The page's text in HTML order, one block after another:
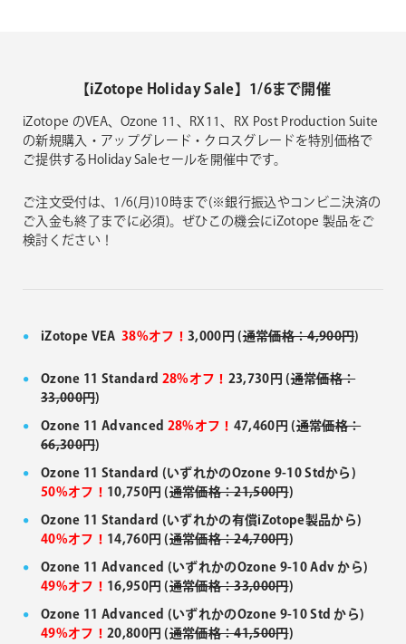
【iZotope Holiday Sale】1/6まで開催
iZotope のVEA、Ozone 11、RX11、RX Post Production Suite
の新規購入・アップグレード・クロスグレードを特別価格で
ご提供するHoliday Saleセールを開催中です。
ご注文受付は、1/6(月)10時まで(※銀行振込やコンビニ決済の
ご入金も終了までに必須)。ぜひこの機会にiZotope 製品をご
検討ください！
iZotope VEA38%オフ！3,000円 (通常価格：4,900円)
Ozone 11 Standard 28%オフ！ 23,730円 (通常価格：
33,000円)
Ozone 11 Advanced 28%オフ！ 47,460円 (通常価格：
66,300円)
Ozone 11 Standard (いずれかのOzone 9-10 Stdから)
50%オフ！ 10,750円 (通常価格：21,500円)
Ozone 11 Standard (いずれかの有償iZotope製品から)
40%オフ！ 14,760円 (通常価格：24,700円)
Ozone 11 Advanced (いずれかのOzone 9-10 Adv から)
49%オフ！ 16,950円 (通常価格：33,000円)
Ozone 11 Advanced (いずれかのOzone 9-10 Std から)
49%オフ！ 20,800円 (通常価格：41,500円)